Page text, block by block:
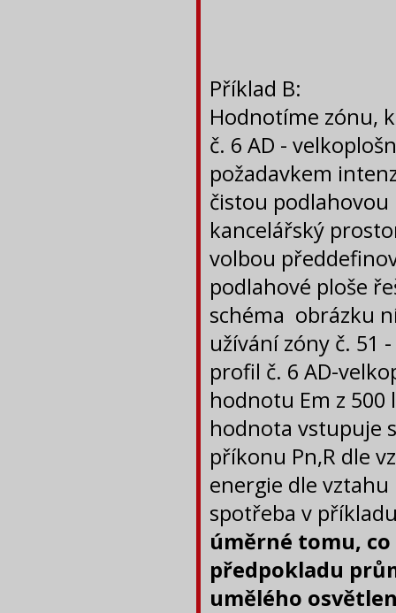
Příklad B:
Hodnotíme zónu,
č. 6 AD -
požadavkem
čistou
kancelářský
volbou
podlahové ploše
schéma obrázku
užívání zóny č. 51
profil č. 6 AD-
hodnotu Em z
hodnota vstupuje
příkonu Pn,R dle
energie dle
spotřeba v
úměrné tomu,
předpokladu
umělého